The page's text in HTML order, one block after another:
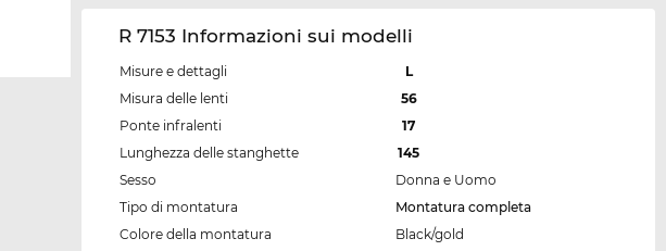
R 7153 Informazioni sui modelli
Misure e dettagli
L
Misura delle lenti
56
Ponte infralenti
17
Lunghezza delle stanghette
145
Sesso
Donna e Uomo
Tipo di montatura
Montatura completa
Colore della montatura
Black/gold